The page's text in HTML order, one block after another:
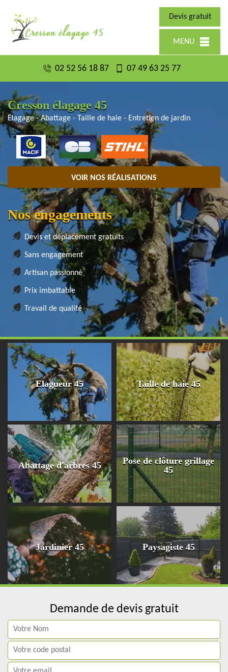
Devis gratuit
MENU
02 52 56 18 87 07 49 63 25 77
Cresson élagage 45
Elagage - Abattage - Taille de haie - Entretien de jardin
VOIR NOS RÉALISATIONS
Nos engagements
Devis et déplacement gratuits
Sans engagement
Artisan passionné
Prix imbattable
Travail de qualité
Elagueur 45 Taille de haie 45
Abattage d'arbres 45
Pose de clôture grillage
45
Jardinier 45 Paysagiste 45
Demande de devis gratuit